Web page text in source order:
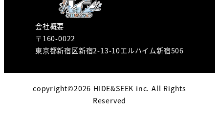
会社概要
〒160-0022
東京都新宿区新宿2-13-10エルハイム新宿506
copyright©2026 HIDE&SEEK inc. All Rights
Reserved